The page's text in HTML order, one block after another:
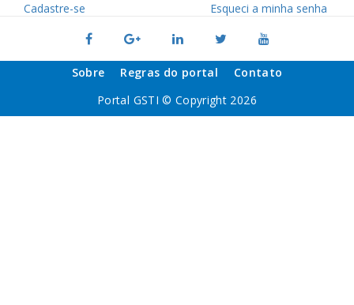
Cadastre-se Esqueci a minha senha
Sobre Regras do portal
Contato
Portal GSTI © Copyright 2026